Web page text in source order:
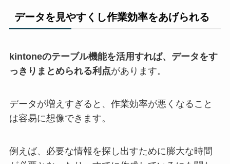
データを見やすくし作業効率をあげられる
kintoneのテーブル機能を活用すれば、データをす
っきりまとめられる利点があります。
データが増えすぎると、作業効率が悪くなること
は容易に想像できます。
例えば、必要な情報を探し出すために膨大な時間